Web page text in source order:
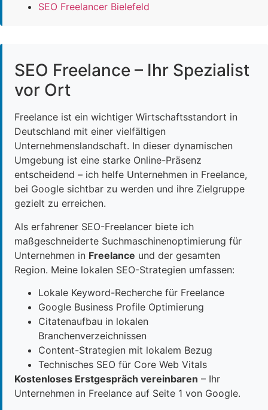
SEO Freelancer Bielefeld
SEO Freelance – Ihr Spezialist
vor Ort
Freelance ist ein wichtiger Wirtschaftsstandort in
Deutschland mit einer vielfältigen
Unternehmenslandschaft. In dieser dynamischen
Umgebung ist eine starke Online-Präsenz
entscheidend – ich helfe Unternehmen in Freelance,
bei Google sichtbar zu werden und ihre Zielgruppe
gezielt zu erreichen.
Als erfahrener SEO-Freelancer biete ich
maßgeschneiderte Suchmaschinenoptimierung für
Unternehmen in Freelance und der gesamten
Region. Meine lokalen SEO-Strategien umfassen:
Lokale Keyword-Recherche für Freelance
Google Business Profile Optimierung
Citatenaufbau in lokalen
Branchenverzeichnissen
Content-Strategien mit lokalem Bezug
Technisches SEO für Core Web Vitals
Kostenloses Erstgespräch vereinbaren – Ihr
Unternehmen in Freelance auf Seite 1 von Google.